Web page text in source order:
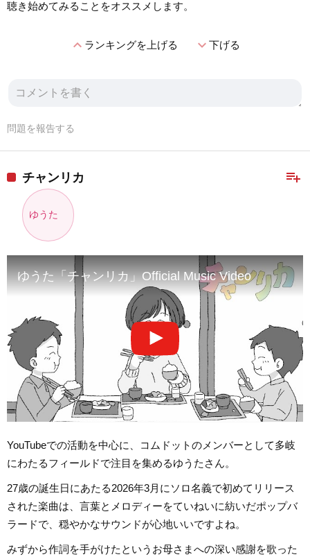
聴き始めてみることをオススメします。
expand_lessランキングを上げる expand_more下げる
問題を報告する
playlist_add
チャンリカ
ゆうた
ゆうた「チャンリカ」Official Music Video
YouTubeでの活動を中心に、コムドットのメンバーとして多岐
にわたるフィールドで注目を集めるゆうたさん。
27歳の誕生日にあたる2026年3月にソロ名義で初めてリリース
された楽曲は、言葉とメロディーをていねいに紡いだポップバ
ラードで、穏やかなサウンドが心地いいですよね。
みずから作詞を手がけたというお母さまへの深い感謝を歌った